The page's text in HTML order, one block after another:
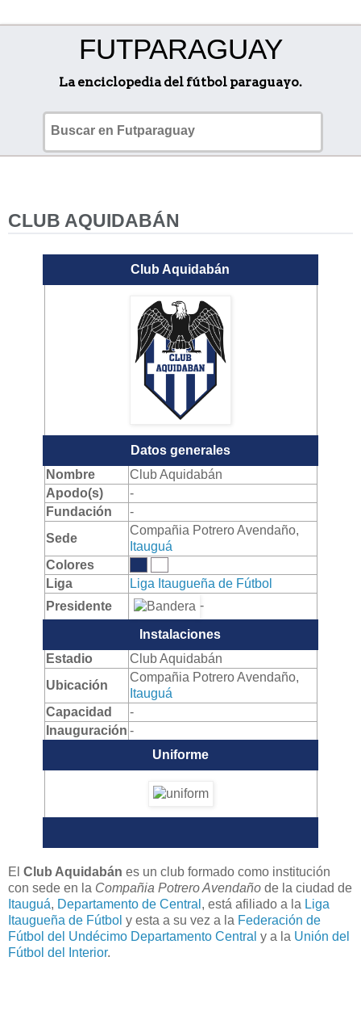
FUTPARAGUAY
La enciclopedia del fútbol paraguayo.
CLUB AQUIDABÁN
Club Aquidabán
Datos generales
Nombre
Club Aquidabán
Apodo(s)
-
Fundación
-
Sede
Compañia Potrero Avendaño,
Itauguá
Colores
Liga
Liga Itaugueña de Fútbol
Presidente
-
Instalaciones
Estadio
Club Aquidabán
Ubicación
Compañia Potrero Avendaño,
Itauguá
Capacidad
-
Inauguración -
Uniforme
El Club Aquidabán es un club formado como institución
con sede en la Compañia Potrero Avendaño de la ciudad de
Itauguá, Departamento de Central , está afiliado a la Liga
Itaugueña de Fútbol y esta a su vez a la Federación de
Fútbol del Undécimo Departamento Central y a la Unión del
Fútbol del Interior.